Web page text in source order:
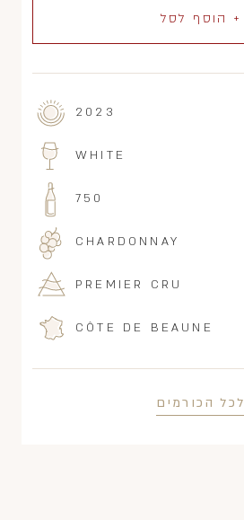
+ הוסף לסל
2023
WHITE
750
CHARDONNAY
PREMIER CRU
CÔTE DE BEAUNE
לכל הכורמים